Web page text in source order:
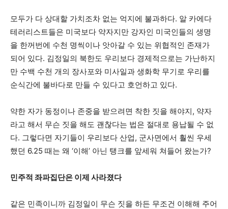
모두가 다 상대할 가치조차 없는 억지에 불과하다. 알 카에다
테러리스트들은 미국보다 약자지만 강자인 미국인들의 생명
을 한꺼번에 수천 명씩이나 앗아갈 수 있는 위협적인 존재가
되어 있다. 김정일의 북한도 우리보다 경제적으로는 가난하지
만 수백 수천 개의 장사포와 미사일과 생화학 무기로 우리를
순식간에 불바다로 만들 수 있다고 호언하고 있다.
약한 자가 동정이나 존중을 받으려면 착한 짓을 해야지, 약자
라고 해서 무슨 짓을 해도 괜찮다는 법은 절대로 용납될 수 없
다. 그렇다면 자기들이 우리보다 산업, 군사면에서 훨씬 우세
했던 6.25 때는 왜 ‘이해’ 아닌 탱크를 앞세워 쳐들어 왔는가?
민주적 좌파집단은 이제 사라졌다
같은 민족이니까 김정일이 무슨 짓을 하든 무조건 이해해 주어